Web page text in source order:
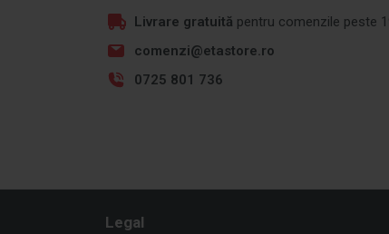
Livrare gratuită pentru comenzile peste
comenzi@etastore.ro
0725 801 736
Legal